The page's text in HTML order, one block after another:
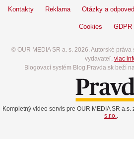
Kontakty Reklama Otázky a
Cookies GDPR
© OUR MEDIA SR a. s. 2026. Autorské
vydavateľ, viac
Blogovací systém Blog.Pravda.sk beží
Kompletný video servis pre OUR MEDIA SR a.s.
s.r.o.